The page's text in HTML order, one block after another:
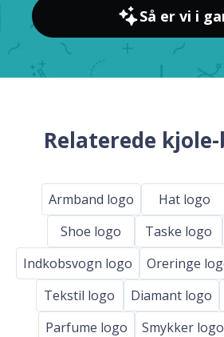
Så er vi i
Relaterede
Armband logo Hat logo
Shoe logo
Taske logo
Indkobsvogn logo
Oreringe
Tekstil logo
Diamant logo
Parfume logo
Smykker logo